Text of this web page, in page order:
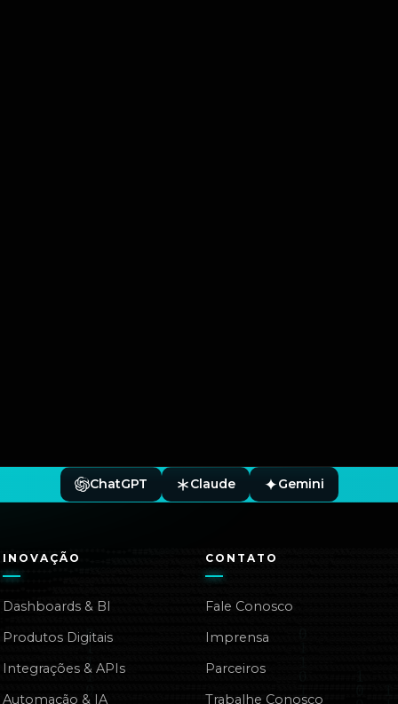
ChatGPT Claude Gemini
INOVAÇÃO
Dashboards & BI
Produtos Digitais
Integrações & APIs
Automação & IA
CONTATO
Fale Conosco
Imprensa
Parceiros
Trabalhe Conosco